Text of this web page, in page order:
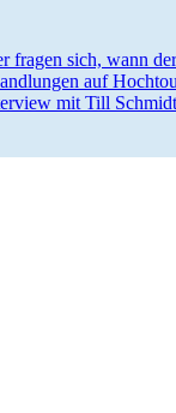
fragen sich, wann
auf
mit Till